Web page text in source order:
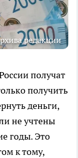
редакции
получат
получить
деньги,
не учтены
годы. Это
к тому,